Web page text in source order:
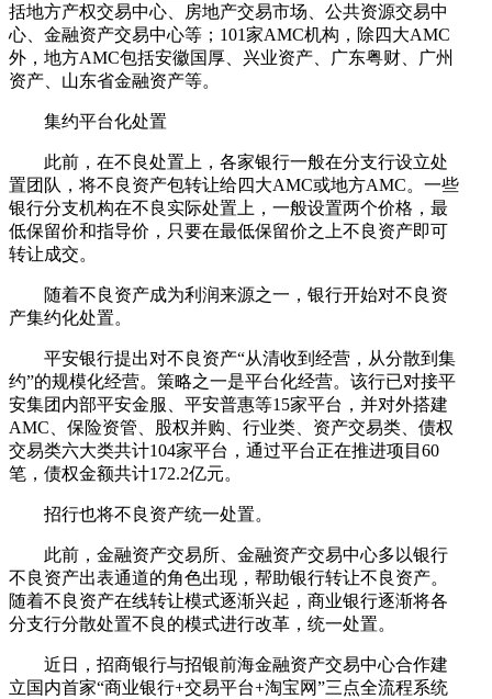
括地方产权交易中心、房地产交易市场、公共资源交易中
心、金融资产交易中心等；101家AMC机构，除四大AMC
外，地方AMC包括安徽国厚、兴业资产、广东粤财、广州
资产、山东省金融资产等。
集约平台化处置
此前，在不良处置上，各家银行一般在分支行设立处
置团队，将不良资产包转让给四大AMC或地方AMC。一些
银行分支机构在不良实际处置上，一般设置两个价格，最
低保留价和指导价，只要在最低保留价之上不良资产即可
转让成交。
随着不良资产成为利润来源之一，银行开始对不良资
产集约化处置。
平安银行提出对不良资产“从清收到经营，从分散到集
约”的规模化经营。策略之一是平台化经营。该行已对接平
安集团内部平安金服、平安普惠等15家平台，并对外搭建
AMC、保险资管、股权并购、行业类、资产交易类、债权
交易类六大类共计104家平台，通过平台正在推进项目60
笔，债权金额共计172.2亿元。
招行也将不良资产统一处置。
此前，金融资产交易所、金融资产交易中心多以银行
不良资产出表通道的角色出现，帮助银行转让不良资产。
随着不良资产在线转让模式逐渐兴起，商业银行逐渐将各
分支行分散处置不良的模式进行改革，统一处置。
近日，招商银行与招银前海金融资产交易中心合作建
立国内首家“商业银行+交易平台+淘宝网”三点全流程系统